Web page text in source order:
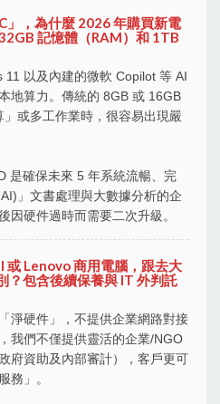
」，為什麼 2026 年購買新電
記憶體（RAM）和 1TB
以及內建的微軟 Copilot 等 AI
地算力。傳統的 8GB 或 16GB
或多工作業時，很容易出現嚴
是確保未來 5 年系統流暢、完
」文書處理與大數據分析的企
因硬件過時而需要二次升級。
或 Lenovo 商用電腦，跟去大
？包含後續保養與 IT 外判託
淨硬件」，不提供企業網路對接
我們不僅提供靈活的企業/NGO
府資助及內部審計），客戶更可
務」。